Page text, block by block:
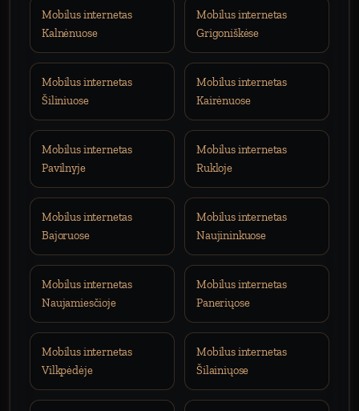
Mobilus internetas
Kalnėnuose
Mobilus internetas
Grigoniškėse
Mobilus internetas
Šiliniuose
Mobilus internetas
Kairėnuose
Mobilus internetas
Pavilnyje
Mobilus internetas
Rukloje
Mobilus internetas
Bajoruose
Mobilus internetas
Naujininkuose
Mobilus internetas
Naujamiesčioje
Mobilus internetas
Paneriųose
Mobilus internetas
Vilkpėdėje
Mobilus internetas
Šilainiųose